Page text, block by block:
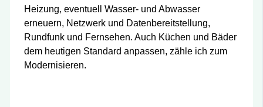
Heizung, eventuell Wasser- und Abwasser
erneuern, Netzwerk und Datenbereitstellung,
Rundfunk und Fernsehen. Auch Küchen und Bäder
dem heutigen Standard anpassen, zähle ich zum
Modernisieren.